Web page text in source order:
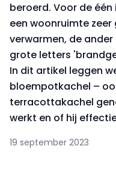
beroerd. Voor de
een woonruimte
verwarmen, de ander
grote letters
In dit artikel leggen
bloempotkachel –
terracottakachel
werkt en of hij
19 september 2023